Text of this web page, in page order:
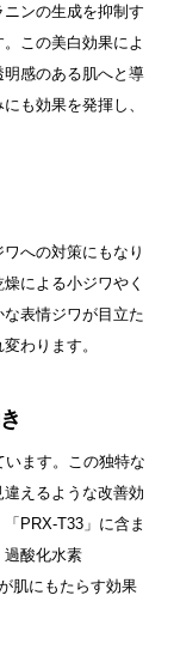
ンの生成を抑制す
この美白効果によ
感のある肌へと導
も効果を発揮し、
への対策にもなり
による小ジワやく
表情ジワが目立た
わります。
います。この独特な
えるような改善効
PRX-T33」に含ま
酸化水素
肌にもたらす効果